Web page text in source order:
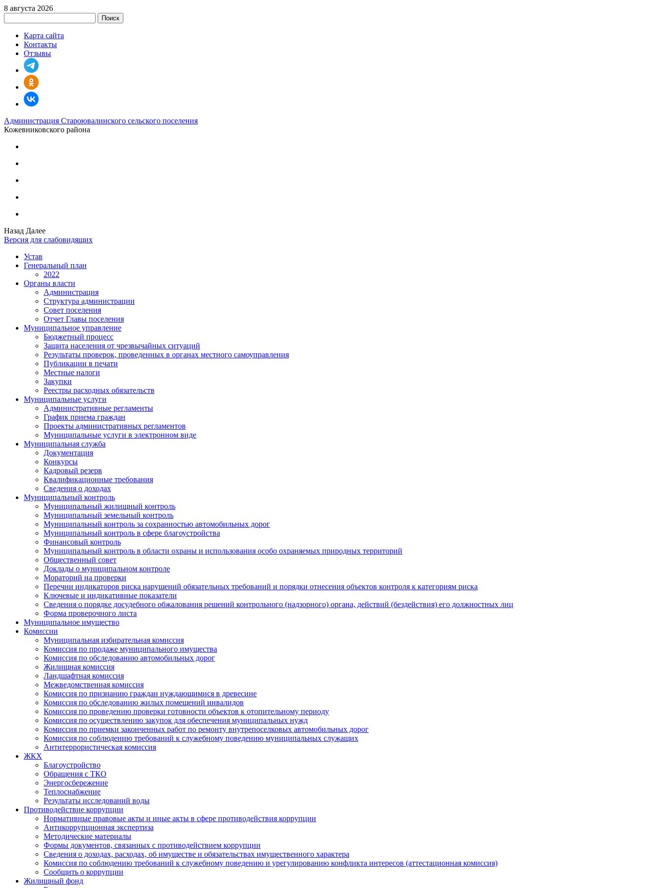
8 августа 2026
Поиск
Карта сайта
Контакты
Отзывы
Администрация Староювалинского сельского поселения
Кожевниковского района
Назад Далее
Версия для слабовидящих
Устав
Генеральный план
2022
Органы власти
Администрация
Структура администрации
Совет поселения
Отчет Главы поселения
Муниципальное управление
Бюджетный процесс
Защита населения от чрезвычайных ситуаций
Результаты проверок, проведенных в органах местного самоуправления
Публикации в печати
Местные налоги
Закупки
Реестры расходных обязательств
Муниципальные услуги
Административные регламенты
График приема граждан
Проекты административных регламентов
Муниципальные услуги в электронном виде
Муниципальная служба
Документация
Конкурсы
Кадровый резерв
Квалификационные требования
Сведения о доходах
Муниципальный контроль
Муниципальный жилищный контроль
Муниципальный земельный контроль
Муниципальный контроль за сохранностью автомобильных дорог
Муниципальный контроль в сфере благоустройства
Финансовый контроль
Муниципальный контроль в области охраны и использования особо охраняемых природных территорий
Общественный совет
Доклады о муниципальном контроле
Мораторий на проверки
Перечни индикаторов риска нарушений обязательных требований и порядки отнесения объектов контроля к категориям риска
Ключевые и индикативные показатели
Сведения о порядке досудебного обжалования решений контрольного (надзорного) органа, действий (бездействия) его должностных лиц
Форма проверочного листа
Муниципальное имущество
Комиссии
Муниципальная избирательная комиссия
Комиссия по продаже муниципального имущества
Комиссия по обследованию автомобильных дорог
Жилищная комиссия
Ландшафтная комиссия
Межведомственная комиссия
Комиссия по признанию граждан нуждающимися в древесине
Комиссия по обследованию жилых помещений инвалидов
Комиссия по проведению проверки готовности объектов к отопительному периоду
Комиссия по осуществлению закупок для обеспечения муниципальных нужд
Комиссия по приемки законченных работ по ремонту внутрепоселковых автомобильных дорог
Комиссия по соблюдению требований к служебному поведению муниципальных служащих
Антитеррористическая комиссия
ЖКХ
Благоустройство
Обращения с ТКО
Энергосбережение
Теплоснабжение
Результаты исследований воды
Противодействие коррупции
Нормативные правовые акты и иные акты в сфере противодействия коррупции
Антикоррупционная экспертиза
Методические материалы
Формы документов, связанных с противодействием коррупции
Сведения о доходах, расходах, об имуществе и обязательствах имущественного характера
Комиссия по соблюдению требований к служебному поведению и урегулированию конфликта интересов (аттестационная комиссия)
Сообщить о коррупции
Жилищный фонд